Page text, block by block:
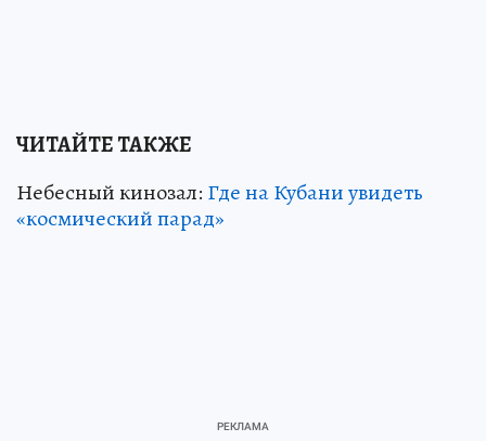
ЧИТАЙТЕ ТАКЖЕ
Небесный кинозал: Где на Кубани увидеть
«космический парад»